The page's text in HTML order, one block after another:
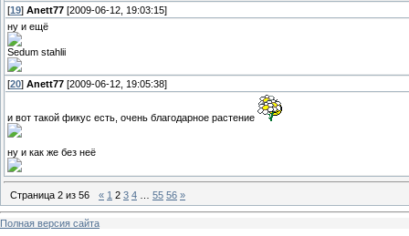
[19] Anett77 [2009-06-12, 19:03:15]
ну и ещё
Sedum stahlii
[20] Anett77 [2009-06-12, 19:05:38]
и вот такой фикус есть, очень благодарное растение
ну и как же без неё
Страница 2 из 56 « 1 2 3 4 55 56 »
Полная версия сайта